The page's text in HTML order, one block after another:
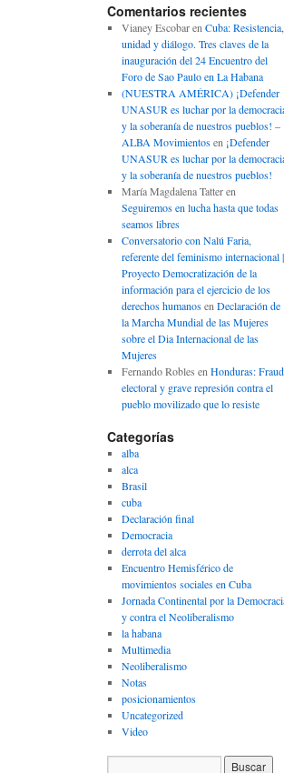
Comentarios recientes
Vianey Escobaren Cuba: Resistencia,
unidad y diálogo. Tres claves de la
inauguración del 24 Encuentro del
Foro de Sao Paulo en La Habana
(NUESTRA AMÉRICA) ¡Defender
UNASUR es luchar por la
y la soberanía de nuestros pueblos! –
ALBA Movimientosen ¡Defender
UNASUR es luchar por la
y la soberanía de nuestros pueblos!
María Magdalena Tatteren
Seguiremos en lucha hasta que todas
seamos libres
Conversatorio con Nalú Faria,
referente del feminismo internacional |
Proyecto Democratización de la
información para el ejercicio de los
derechos humanosen Declaración de
la Marcha Mundial de las Mujeres
sobre el Dia Internacional de las
Mujeres
Fernando Robles en Honduras:
electoral y grave represión contra el
pueblo movilizado que lo resiste
Categorías
alba
alca
Brasil
cuba
Declaración final
Democracia
derrota del alca
Encuentro Hemisférico de
movimientos sociales en Cuba
Jornada Continental por la
y contra el Neoliberalismo
la habana
Multimedia
Neoliberalismo
Notas
posicionamientos
Uncategorized
Video